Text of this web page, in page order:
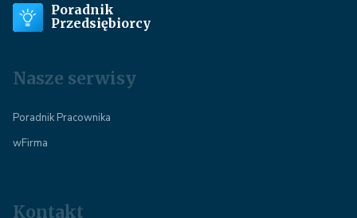
Poradnik
Przedsiębiorcy
Nasze serwisy
Poradnik Pracownika
wFirma
Kontakt